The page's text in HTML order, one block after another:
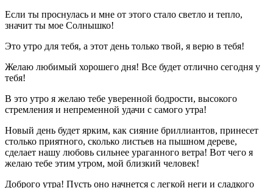
Если ты проснулась и мне от этого стало светло и тепло,
значит ты мое Солнышко!
Это утро для тебя, а этот день только твой, я верю в тебя!
Желаю любимый хорошего дня! Все будет отлично сегодня у
тебя!
В это утро я желаю тебе уверенной бодрости, высокого
стремления и непременной удачи с самого утра!
Новый день будет ярким, как сияние бриллиантов, принесет
столько приятного, сколько листьев на пышном дереве,
сделает нашу любовь сильнее ураганного ветра! Вот чего я
желаю тебе этим утром, мой близкий человек!
Доброго утра! Пусть оно начнется с легкой неги и сладкого